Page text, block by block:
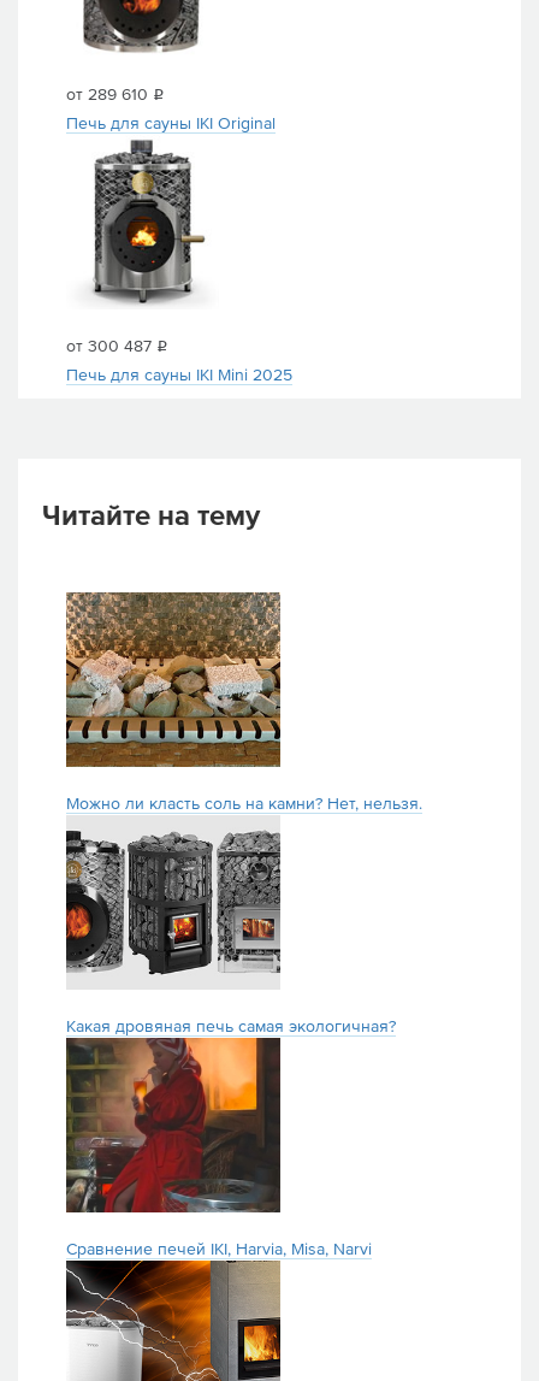
от 289 610 i
Печь для сауны IKI Original
от 300 487 i
Печь для сауны IKI Mini 2025
Читайте на тему
Можно ли класть соль на камни? Нет, нельзя.
Какая дровяная печь самая экологичная?
Сравнение печей IKI, Harvia, Misa, Narvi